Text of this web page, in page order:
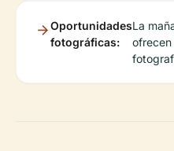
Oportunidades
fotográficas:
La
ofrecen